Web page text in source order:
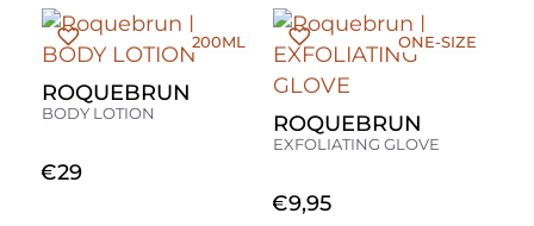
ROQUEBRUN
BODY LOTION
€29
200ML
ROQUEBRUN
EXFOLIATING GLOVE
€9,95
ONE-SIZE